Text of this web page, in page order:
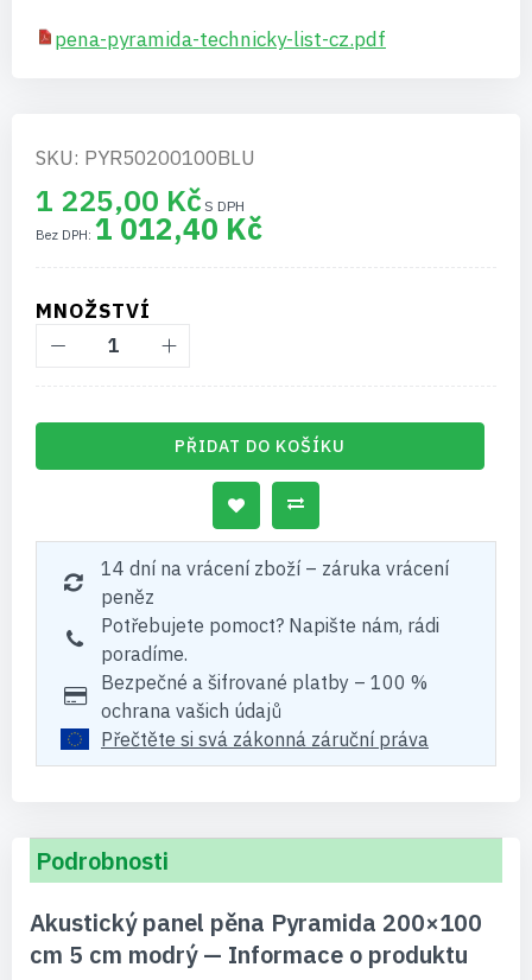
pena-pyramida-technicky-list-cz.pdf
SKU: PYR50200100BLU
1 225,00 Kč
1 012,40 Kč
MNOŽSTVÍ
PŘIDAT DO KOŠÍKU
14 dní na vrácení zboží – záruka vrácení
peněz
Potřebujete pomoct? Napište nám, rádi
poradíme.
Bezpečné a šifrované platby – 100 %
ochrana vašich údajů
Přečtěte si svá zákonná záruční práva
Podrobnosti
Akustický panel pěna Pyramida 200×100
cm 5 cm modrý — Informace o produktu